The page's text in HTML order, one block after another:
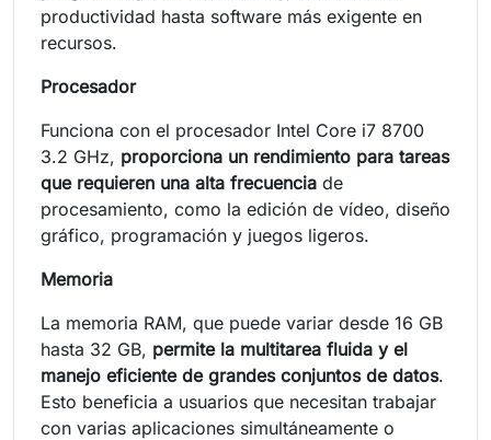
productividad hasta software más exigente en
recursos.
Procesador
Funciona con el procesador Intel Core i7 8700
3.2 GHz, proporciona un rendimiento para tareas
que requieren una alta frecuencia de
procesamiento, como la edición de vídeo, diseño
gráfico, programación y juegos ligeros.
Memoria
La memoria RAM, que puede variar desde 16 GB
hasta 32 GB, permite la multitarea fluida y el
manejo eficiente de grandes conjuntos de datos.
Esto beneficia a usuarios que necesitan trabajar
con varias aplicaciones simultáneamente o